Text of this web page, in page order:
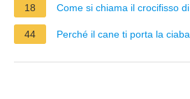
18 Come si chiama il crocifisso
44 Perché il cane ti porta la